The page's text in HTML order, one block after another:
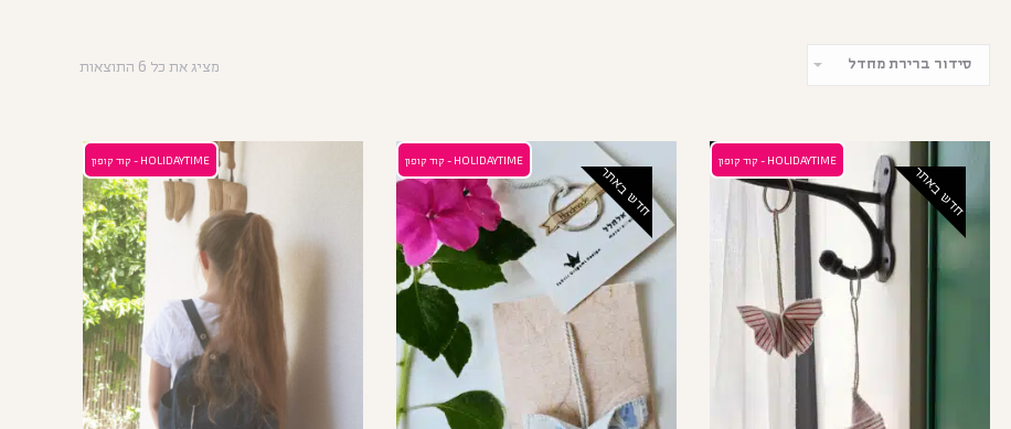
מציג את כל 6 התוצאות
חדש באתר
HOLIDAYTIME - קוד קופון
חדש באתר
HOLIDAYTIME - קוד קופון HOLIDAYTIME - קוד קופון